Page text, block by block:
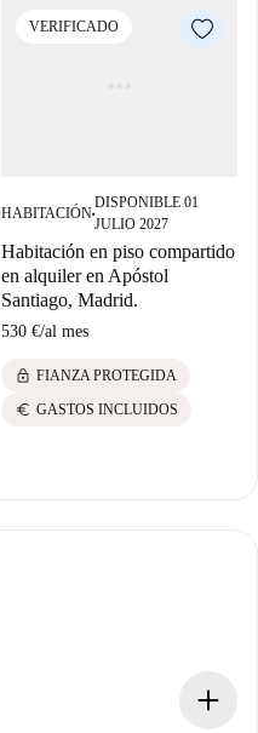
VERIFICADO
HABITACIÓN■
DISPONIBLE 01
JULIO 2027
Habitación en piso compartido
en alquiler en Apóstol
Santiago, Madrid.
530 €/al mes
lock FIANZA PROTEGIDA
euro GASTOS INCLUIDOS